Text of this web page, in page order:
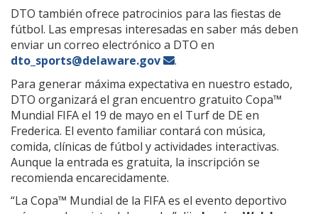
DTO también ofrece patrocinios para las fiestas de
fútbol. Las empresas interesadas en saber más deben
enviar un correo electrónico a DTO en
dto_sports@delaware.gov
.
Para generar máxima expectativa en nuestro estado,
DTO organizará el gran encuentro gratuito Copa™
Mundial FIFA el 19 de mayo en el Turf de DE en
Frederica. El evento familiar contará con música,
comida, clínicas de fútbol y actividades interactivas.
Aunque la entrada es gratuita, la inscripción se
recomienda encarecidamente.
“La Copa™ Mundial de la FIFA es el evento deportivo